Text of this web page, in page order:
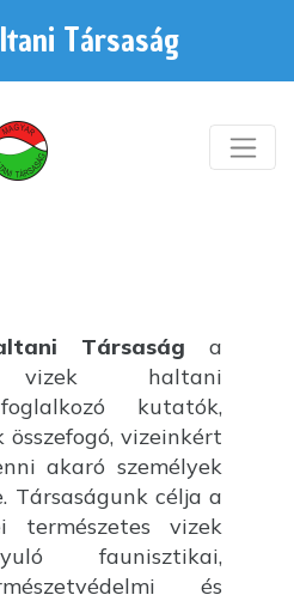
Társaság
Társaság a
vizek haltani
kutatók,
vizeinkért
akaró személyek
Társaságunk célja a
természetes vizek
faunisztikai,
és